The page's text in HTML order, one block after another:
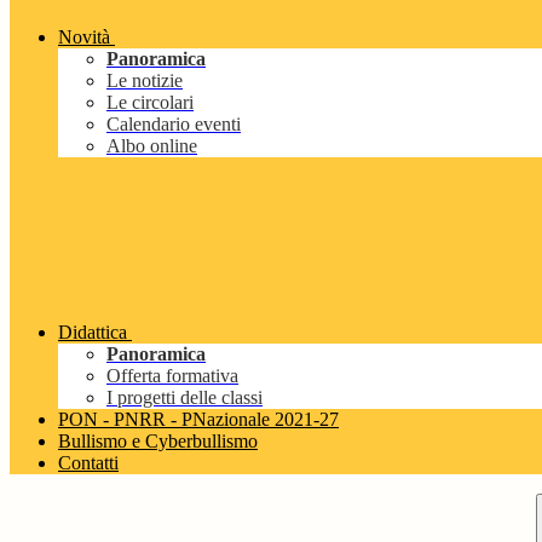
Novità
Panoramica
Le notizie
Le circolari
Calendario eventi
Albo online
Didattica
Panoramica
Offerta formativa
I progetti delle classi
PON - PNRR - PNazionale 2021-27
Bullismo e Cyberbullismo
Contatti